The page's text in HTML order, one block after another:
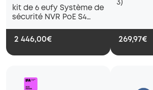
kit de 6 eufy Système de
sécurité NVR PoE S4
2 446,00€
3)
269,97€